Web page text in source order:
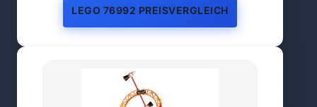
LEGO 76992 PREISVERGLEICH